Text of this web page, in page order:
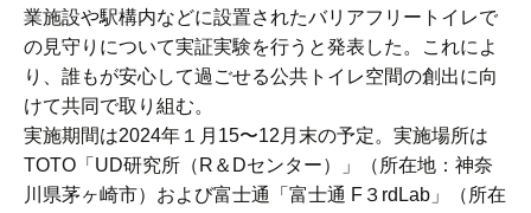
業施設や駅構内などに設置されたバリアフリートイレで
の見守りについて実証実験を行うと発表した。これによ
り、誰もが安心して過ごせる公共トイレ空間の創出に向
けて共同で取り組む。
実施期間は2024年１月15〜12月末の予定。実施場所は
TOTO「UD研究所（R＆Dセンター）」（所在地：神奈
川県茅ヶ崎市）および富士通「富士通 F３rdLab」（所在